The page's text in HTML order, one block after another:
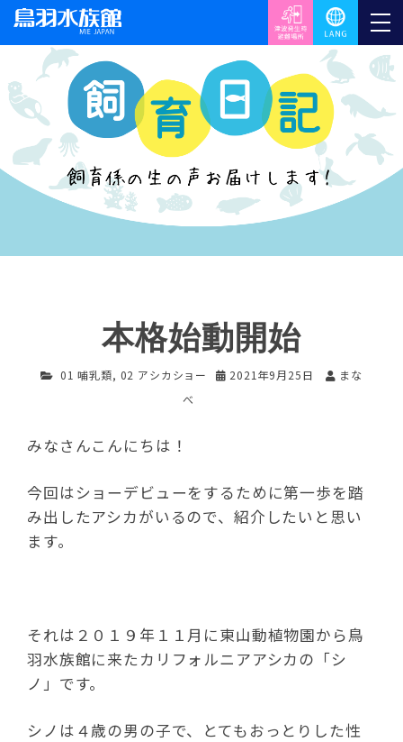
本格始動開始
01 哺乳類, 02 アシカショー 2021年9月25日
まな
べ
みなさんこんにちは！
今回はショーデビューをするために第一歩を踏
み出したアシカがいるので、紹介したいと思い
ます。
それは２０１９年１１月に東山動植物園から鳥
羽水族館に来たカリフォルニアアシカの「シ
ノ」です。
シノは４歳の男の子で、とてもおっとりした性